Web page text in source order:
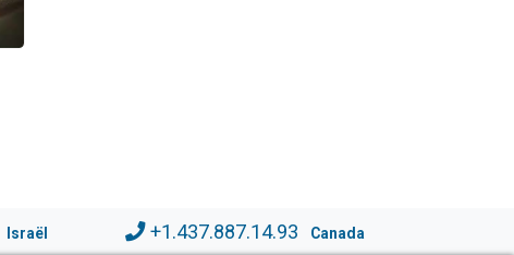
Israël +1.437.887.14.93 Canada